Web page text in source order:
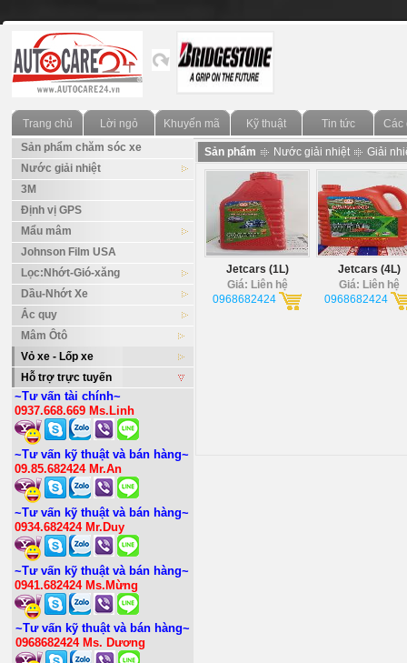
Trang chủ Lời ngỏ Khuyến mãi Kỹ thuật Tin tức
Các
Sản phẩm chăm sóc xe
Nước giải nhiệt
3M
Định vị GPS
Mẩu mâm
Johnson Film USA
Lọc:Nhớt-Gió-xăng
Dầu-Nhớt Xe
Ắc quy
Mâm Ôtô
Vỏ xe - Lốp xe
Hỗ trợ trực tuyến
~Tư vấn tài chính~
0937.668.669 Ms.Linh
~Tư vấn kỹ thuật và bán hàng~
09.85.682424 Mr.An
~Tư vấn kỹ thuật và bán hàng~
0934.682424 Mr.Duy
~Tư vấn kỹ thuật và bán hàng~
0941.682424 Ms.Mừng
~Tư vấn kỹ thuật và bán hàng~
0968682424 Ms. Dương
Sản phẩm Nước giải nhiệt Giải
Jetcars (1L)
Giá: Liên hệ
0968682424
Jetcars (4L)
Giá: Liên hệ
0968682424